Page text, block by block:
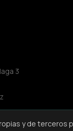
3
y de terceros